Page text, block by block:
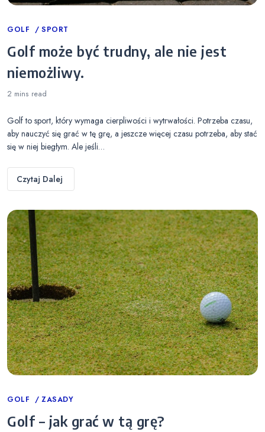
Categories
GOLF SPORT
Golf może być trudny, ale nie jest
niemożliwy.
2 mins read
Golf to sport, który wymaga cierpliwości i wytrwałości. Potrzeba czasu,
aby nauczyć się grać w tę grę, a jeszcze więcej czasu potrzeba, aby stać
się w niej biegłym. Ale jeśli…
Czytaj Dalej
Categories
GOLF ZASADY
Golf – jak grać w tą grę?